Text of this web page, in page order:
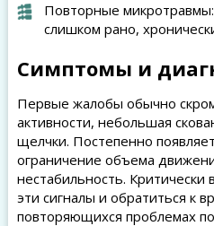
Повторные
слишком рано,
Симптомы и
Первые жалобы обычно
активности, небольшая
щелчки. Постепенно
ограничение объема
нестабильность. Критически
эти сигналы и обратиться к
повторяющихся проблемах